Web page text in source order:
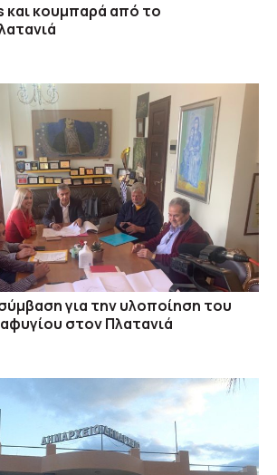
και κουμπαρά από το
για την υλοποίηση του
στον Πλατανιά